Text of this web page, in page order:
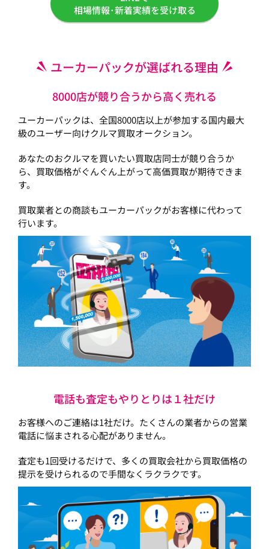
相場情報･新着実績を受け取る
ユーカーパックが選ばれる理由
8000店が競り合うから高く売れる
ユーカーパックは、全国8000店以上が参加する国内最大
級のユーザー向けクルマ買取オークション。
あなたのおクルマを買いたい買取店同士が競り合うか
ら、買取価格がぐんぐん上がって高価買取が期待できま
す。
買取業者との商談もユーカーパックがお客様に代わって
行います。
電話も査定もやりとりは１社だけ
お客様へのご連絡は1社だけ。たくさんの業者からの営業
電話に悩まされる心配がありません。
査定も1回受けるだけで、多くの買取会社から買取価格の
提示を受けられるので手間なくラクラクです。